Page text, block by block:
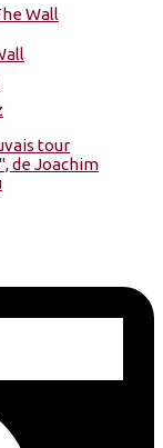
tour
de Joachim